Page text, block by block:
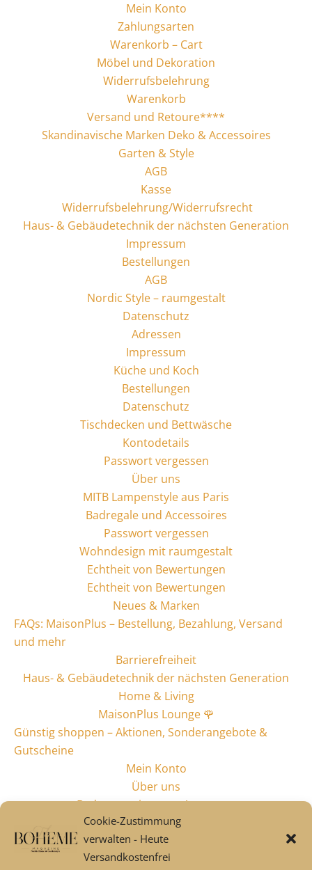
Cookie-Zustimmung
verwalten - Heute
Versandkostenfrei
Mein Konto
Zahlungsarten
Warenkorb – Cart
Möbel und Dekoration
Widerrufsbelehrung
Warenkorb
Versand und Retoure****
Skandinavische Marken Deko & Accessoires
Garten & Style
AGB
Kasse
Widerrufsbelehrung/Widerrufsrecht
Haus- & Gebäudetechnik der nächsten Generation
Impressum
Bestellungen
AGB
Nordic Style – raumgestalt
Datenschutz
Adressen
Impressum
Küche und Koch
Bestellungen
Datenschutz
Tischdecken und Bettwäsche
Kontodetails
Passwort vergessen
Über uns
MITB Lampenstyle aus Paris
Badregale und Accessoires
Passwort vergessen
Wohndesign mit raumgestalt
Echtheit von Bewertungen
Echtheit von Bewertungen
Neues & Marken
FAQs: MaisonPlus – Bestellung, Bezahlung, Versand
und mehr
Barrierefreiheit
Haus- & Gebäudetechnik der nächsten Generation
Home & Living
MaisonPlus Lounge 🌹
Günstig shoppen – Aktionen, Sonderangebote &
Gutscheine
Mein Konto
Über uns
Badaccessoires von Aquanova
Alles fürs Bad
Industriestyle & Design
Garten & Style